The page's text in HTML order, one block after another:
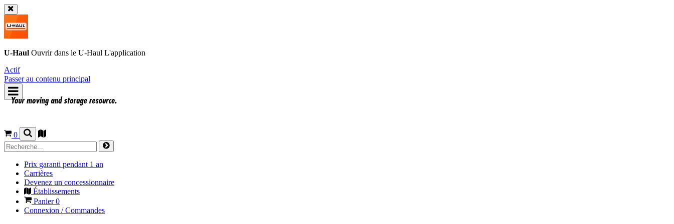
U-Haul Ouvrir dans le U-Haul L'application
Actif
Passer au contenu principal
0
Prix garanti pendant 1 an
Carrières
Devenez un concessionnaire
Établissements
Panier0
Connexion / Commandes